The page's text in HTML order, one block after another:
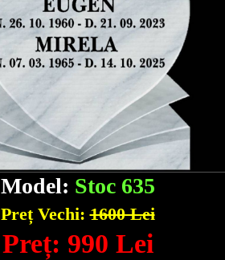
Model: Stoc 635
Preț Vechi:1600 Lei
Preț: 990 Lei